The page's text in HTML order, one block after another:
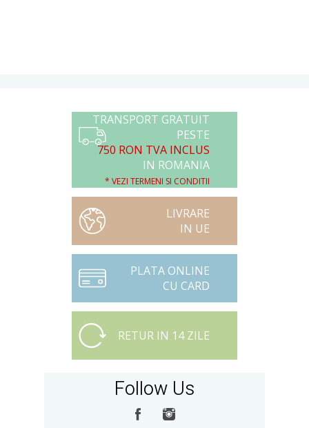
TRANSPORT GRATUIT
PESTE
750 RON TVA INCLUS
IN ROMANIA
* VEZI TERMENI SI CONDITII
LIVRARE
IN UE
PLATA ONLINE
CU CARD
RETUR IN 14 ZILE
Follow Us